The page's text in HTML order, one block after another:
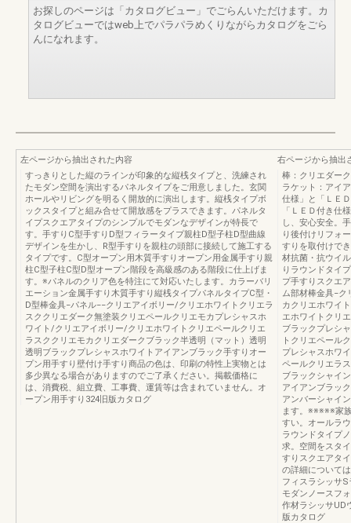
お探しのページは「カタログビュー」でごらんいただけます。カ
タログビューではweb上でパラパラめくりながらカタログをごら
んになれます。
左ページから抽出された内容
すっきりとした縦のラインが印象的な縦桟タイプと、洗練され
たモダン空間を演出するパネルタイプをご用意しました。玄関
ホールやリビングを明るく開放的に演出します。縦桟タイプボ
ックスタイプと組み合せて開放感をプラスできます。パネルタ
イプスクエアタイプのシンプルでモダンなデザインが特長で
す。手すりC型手すりD型フィラータイプ親柱D型子柱D型曲線
デザインを生かし、R型手すりを親柱の頭部に接続して施工する
タイプです。C型オープン用木質手すりオープン用金属手すり親
柱C型子柱C型D型オープン階段を高級感のある階段に仕上げま
す。※パネルのクリア色を特注にて対応いたします。カラーバリ
エーション金属手すり木質手すり縦桟タイプパネルタイプC型・
D型棒金具−パネル−−クリエアイボリー/クリエホワイトクリエラ
スククリエダーク無塗装クリエペールクリエモカプレシャスホ
ワイト/クリエアイボリー/クリエホワイトクリエペールクリエ
ラスククリエモカクリエダークブラック半透明（マット）透明
透明ブラックプレシャスホワイトアイアンブラック手すりオー
プン用手すり壁付け手すり商品の色は、印刷の特性上実物とは
多少異なる場合がありますのでご了承ください。掲載価格に
は、消費税、組立費、工事費、運賃等は含まれていません。オ
ープン用手すり324旧版カタログ
右ページから抽出
棒：クリエダー
ラケット：アイ
仕様」と「ＬＥ
「ＬＥＤ付き仕
し、安心安全。
り後付けリフォ
すりを取付けで
材抗菌・抗ウイ
りラウンドタイ
プ手すりスクエ
ム部材棒金具−ク
カクリエホワイ
エホワイトクリ
ブラックプレシ
トクリエペール
プレシャスホワ
ペールクリエラ
ブラックシャイ
アイアンブラッ
アンバーシャイ
ます。※※※※※家
すい。オールラ
ラウンドタイプ
求。空間をスタ
すりスクエアタ
の詳細につい
フィスラシッサ
モダンノースフ
作材ラシッサUD
版カタログ